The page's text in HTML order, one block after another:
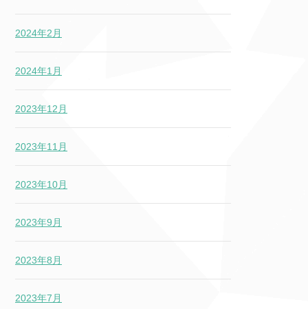
2024年2月
2024年1月
2023年12月
2023年11月
2023年10月
2023年9月
2023年8月
2023年7月